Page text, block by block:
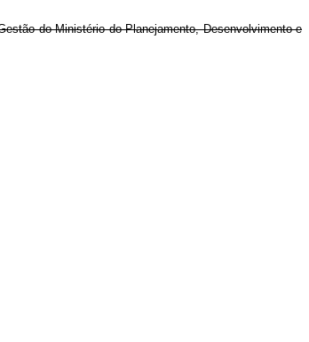
do Ministério do Planejamento, Desenvolvimento e